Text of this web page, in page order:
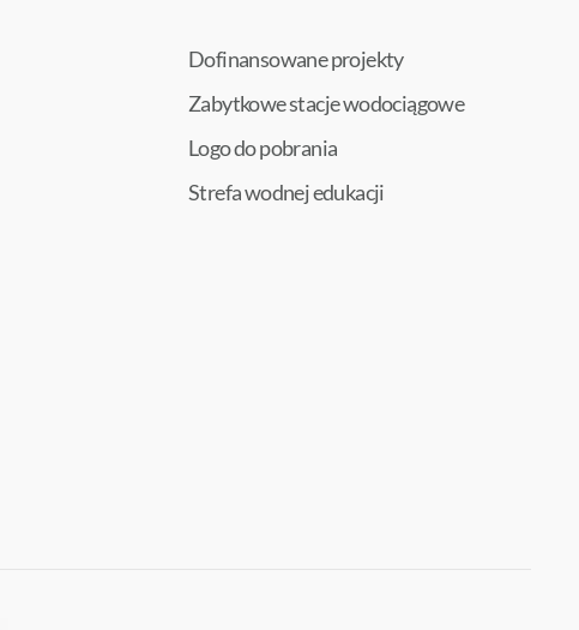
Dofinansowane projekty
Zabytkowe stacje wodociągowe
Logo do pobrania
Strefa wodnej edukacji